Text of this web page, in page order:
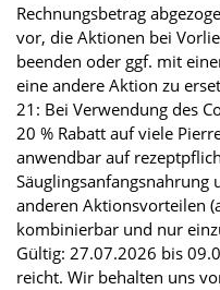
Rechnungsbetrag
vor, die Aktionen bei
beenden oder ggf. mit
eine andere Aktion zu
21: Bei Verwendung des
20 % Rabatt auf viele
anwendbar auf
Säuglingsanfangsnahrung
anderen Aktionsvorteilen
kombinierbar und nur
Gültig: 27.07.2026 bis
reicht. Wir behalten uns